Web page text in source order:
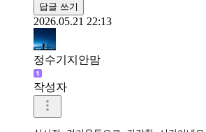
답글 쓰기
2026.05.21 22:13
정수기지안맘
작성자